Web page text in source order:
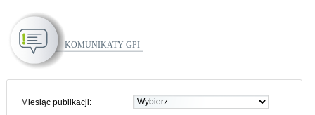
Komunikaty GPI
Miesiąc publikacji: